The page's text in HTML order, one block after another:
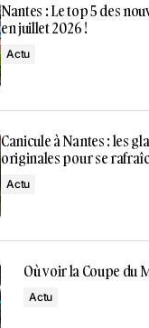
Nantes : Le top 5 des
en juillet 2026 !
Actu
Canicule à Nantes : les
originales pour se
Actu
Où voir la Coupe du
Actu